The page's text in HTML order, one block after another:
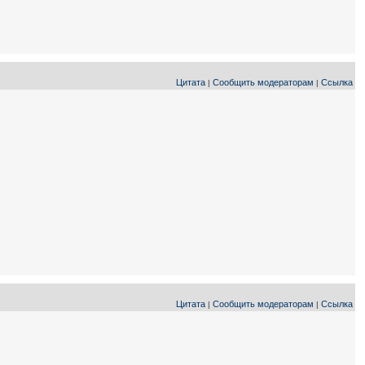
Цитата | Сообщить модераторам | Ссылка
Цитата | Сообщить модераторам | Ссылка